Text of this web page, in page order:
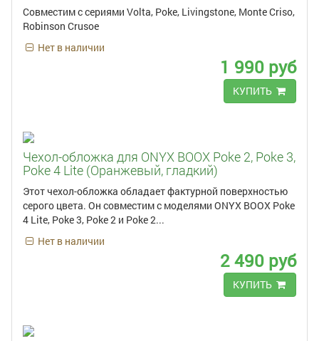
Совместим с сериями Volta, Poke, Livingstone, Monte Criso,
Robinson Crusoe
Нет в наличии
1 990 руб
КУПИТЬ
Чехол-обложка для ONYX BOOX Poke 2, Poke 3,
Poke 4 Lite (Оранжевый, гладкий)
Этот чехол-обложка обладает фактурной поверхностью
серого цвета. Он совместим с моделями ONYX BOOX Poke
4 Lite, Poke 3, Poke 2 и Poke 2...
Нет в наличии
2 490 руб
КУПИТЬ